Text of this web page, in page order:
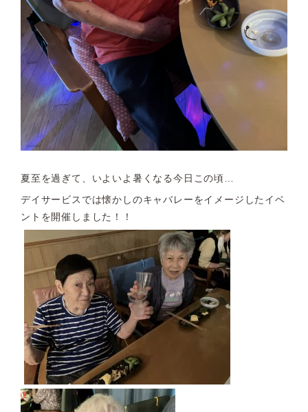
夏至を過ぎて、いよいよ暑くなる今日この頃…
デイサービスでは懐かしのキャバレーをイメージしたイベ
ントを開催しました！！